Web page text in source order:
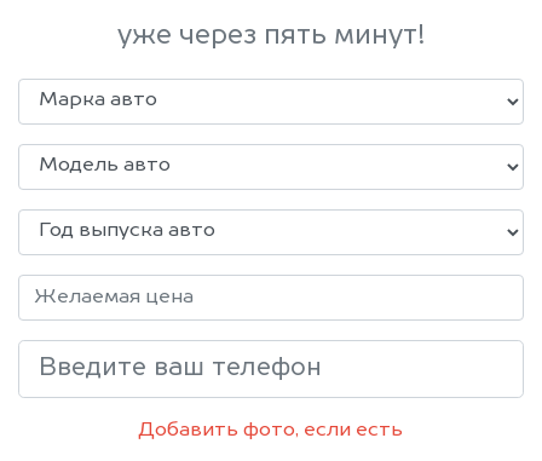
уже через пять минут!
Добавить фото, если есть